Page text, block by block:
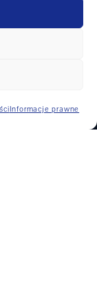
Informacje prawne